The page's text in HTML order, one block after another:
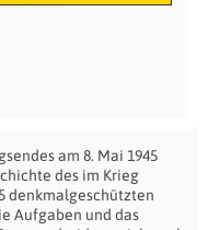
am 8. Mai 1945
des im Krieg
denkmalgeschützten
Aufgaben und das